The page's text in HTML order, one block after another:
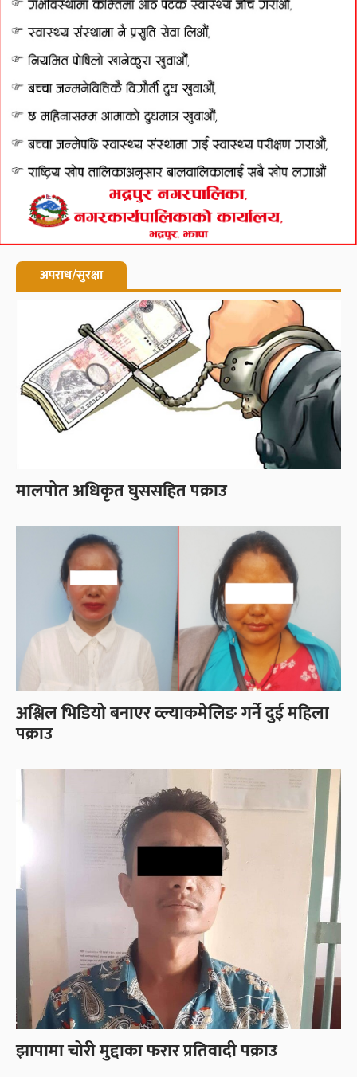
अपराध/सुरक्षा
मालपोत अधिकृत घुससहित पक्राउ
अश्लिल भिडियो बनाएर व्ल्याकमेलिङ गर्ने दुई महिला
पक्राउ
झापामा चोरी मुद्दाका फरार प्रतिवादी पक्राउ